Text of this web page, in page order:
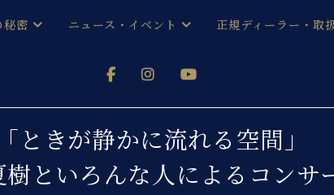
ヒシュタイン レジデンス
秘密
ー
ニュース・イベント
メルマガ会員登録ご案内
各店舗からのお知らせ
(入荷情報等)
プレスリリース
正規ディーラー・取
レ音楽教室
「ときが静かに流れる空間」
樹といろんな人によるコンサ